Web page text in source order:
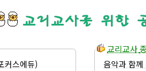
커스에듀)
교
음악과 함